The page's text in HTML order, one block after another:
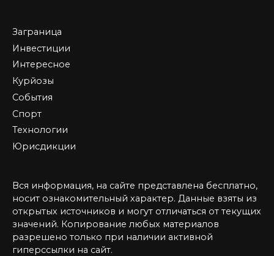
Заграница
Инвестиции
Интересное
Курйозы
События
Спорт
Технологии
Юрисдикции
Вся информация, на сайте представлена бесплатно,
носит ознакомительный характер. Данные взяты из
открытых источников и могут отличаться от текущих
значений. Копирование любых материалов
разрешено только при наличии активной
гиперссылки на сайт.